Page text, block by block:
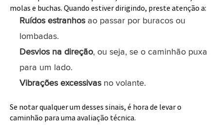
molas e buchas. Quando estiver dirigindo, preste atenção a:
Ruídos estranhosao passar por buracos ou
lombadas.
Desvios na direção, ou seja, se o caminhão puxa
para um lado.
Vibrações excessivasno volante.
Se notar qualquer um desses sinais, é hora de levar o
caminhão para uma avaliação técnica.